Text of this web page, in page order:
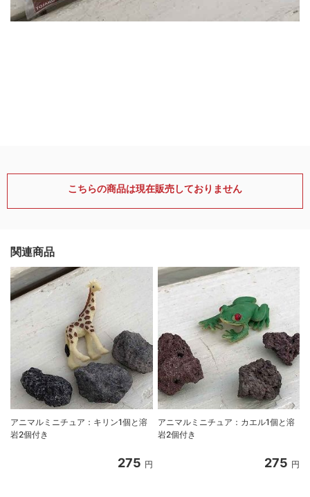
こちらの商品は現在販売しておりません
関連商品
アニマルミニチュア：キリン1個と溶
岩2個付き
275 円
アニマルミニチュア：カエル1個と溶
岩2個付き
275 円